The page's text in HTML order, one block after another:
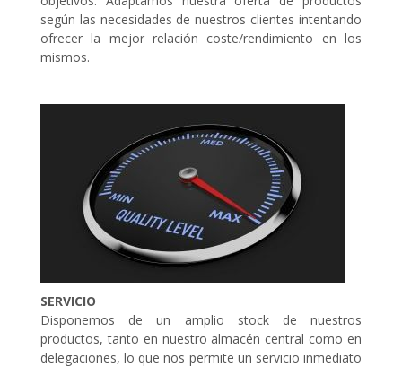
según las necesidades de nuestros clientes intentando
ofrecer la mejor relación coste/rendimiento en los
mismos.
SERVICIO
Disponemos de un amplio stock de nuestros
productos, tanto en nuestro almacén central como en
delegaciones, lo que nos permite un servicio inmediato